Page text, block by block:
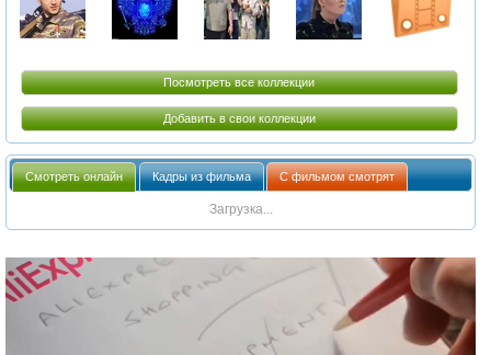
Посмотреть все коллекции
Добавить в свои коллекции
Смотреть онлайн Кадры из фильма С фильмом смотрят
Загрузка...